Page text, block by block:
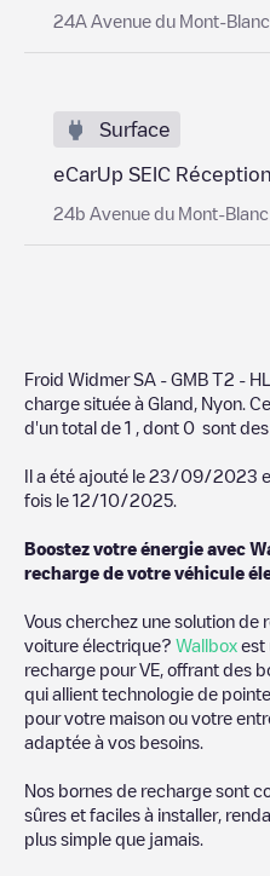
24A Avenue du Mont-Blanc
Surface
eCarUp SEIC Réception
24b Avenue du Mont-Blanc
Froid Widmer SA - GMB T2 -
charge située à Gland Nyon .
d'un total de 1 , dont 0 sont
Il a été ajouté le 23/09/2023
fois le 12/10/2025
Boostez votre énergie avec
recharge de votre véhicule
Vous cherchez une solution de
voiture électrique? Wallbox est
recharge pour VE, offrant des
qui allient technologie de
pour votre maison ou votre
adaptée à vos besoins.
Nos bornes de recharge sont
sûres et faciles à installer,
plus simple que jamais.